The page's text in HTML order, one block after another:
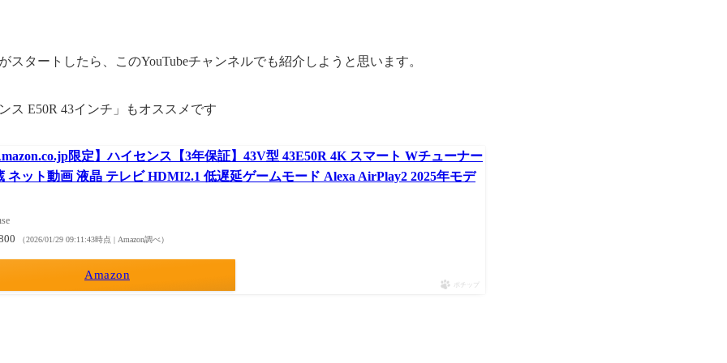
スタートしたら、このYouTubeチャンネルでも紹介しようと思います。
ス E50R 43インチ」もオススメです
限定】ハイセンス【3年保証】43V型 43E50R 4K スマート Wチューナー
ネット動画 液晶 テレビ HDMI2.1 低遅延ゲームモード Alexa AirPlay2 2025年モデ
（2026/01/29 09:11:43時点 | Amazon調べ）
Amazon
ポチップ